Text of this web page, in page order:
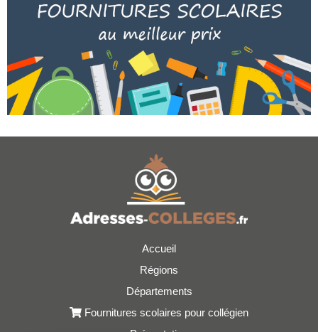
Accueil
Régions
Départements
Fournitures scolaires pour collégien